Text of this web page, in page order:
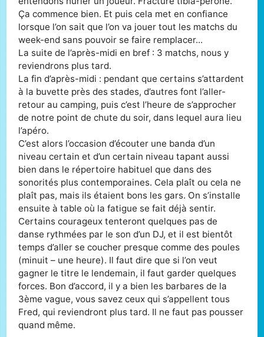
Ça commence bien. Et puis cela met en confiance
lorsque l’on sait que l’on va jouer tout les matchs du
week-end sans pouvoir se faire remplacer...
La suite de l’après-midi en bref : 3 matchs, nous y
reviendrons plus tard.
La fin d’après-midi : pendant que certains s’attardent
à la buvette près des stades, d’autres font l’aller-
retour au camping, puis c’est l’heure de s’approcher
de notre point de chute du soir, dans lequel aura lieu
l’apéro.
C’est alors l’occasion d’écouter une banda d’un
niveau certain et d’un certain niveau tapant aussi
bien dans le répertoire habituel que dans des
sonorités plus contemporaines. Cela plaît ou cela ne
plaît pas, mais ils étaient bons les gars. On s’installe
ensuite à table où la fatigue se fait déjà sentir.
Certains courageux tenteront quelques pas de
danse rythmées par le son d’un DJ, et il est bientôt
temps d’aller se coucher presque comme des poules
(minuit – une heure). Il faut dire que si l’on veut
gagner le titre le lendemain, il faut garder quelques
forces. Bon d’accord, il y a bien les barbares de la
3ème vague, vous savez ceux qui s’appellent tous
Fred, qui reviendront plus tard. Il ne faut pas pousser
quand même.